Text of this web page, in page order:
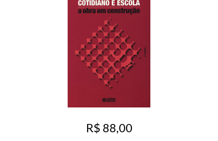
R$ 88,00